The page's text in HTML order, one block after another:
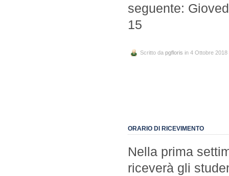
seguente:
15
Scritto da pgfloris in 4 Ottobre 2018
ORARIO DI RICEVIMENTO
Nella prima
riceverà gli